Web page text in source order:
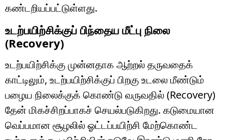
கண்டறியப்பட்டுள்ளது.
உடற்பயிற்சிக்குப் பிந்தைய மீட்பு நிலை
(Recovery)
உடற்பயிற்சிக்கு முன்னதாக ஆற்றல் தருவதைக்
காட்டிலும், உடற்பயிற்சிக்குப் பிறகு உடலை மீண்டும்
பழைய நிலைக்குக் கொண்டு வருவதில் (Recovery)
தேன் மிகச்சிறப்பாகச் செயல்படுகிறது. கடுமையான
வெப்பமான சூழலில் ஓட்டப்பயிற்சி மேற்கொண்ட